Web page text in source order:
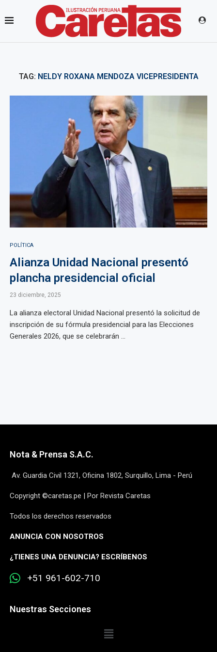
TAG: NELDY ROXANA MENDOZA VICEPRESIDENTA
POLÍTICA
Alianza Unidad Nacional presentó
plancha presidencial oficial
23 diciembre, 2025
La alianza electoral Unidad Nacional presentó la solicitud de
inscripción de su fórmula presidencial para las Elecciones
Generales 2026, que se celebrarán ...
Nota & Prensa S.A.C.
Av. Guardia Civil 1321, Oficina 1802, Surquillo, Lima - Perú
Copyright ©caretas.pe | Por Revista Caretas
Todos los derechos reservados
ANUNCIA CON NOSOTROS
¿TIENES UNA DENUNCIA? ESCRÍBENOS
+51 961-602-710
Nuestras Secciones